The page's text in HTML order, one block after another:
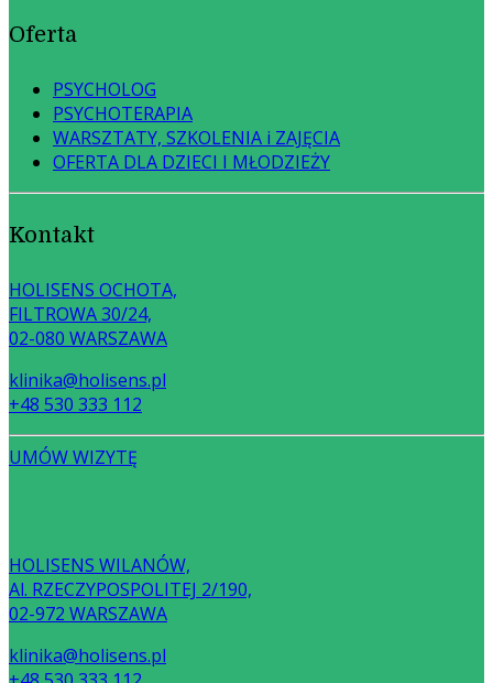
Oferta
PSYCHOLOG
PSYCHOTERAPIA
WARSZTATY, SZKOLENIA i ZAJĘCIA
OFERTA DLA DZIECI I MŁODZIEŻY
Kontakt
HOLISENS OCHOTA,
FILTROWA 30/24,
02-080 WARSZAWA
klinika@holisens.pl
+48 530 333 112
UMÓW WIZYTĘ
HOLISENS WILANÓW,
Al. RZECZYPOSPOLITEJ 2/190,
02-972 WARSZAWA
klinika@holisens.pl